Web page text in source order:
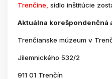
Trenčíne, sídlo inštitúcie
Aktuálna korešpondenčná
Trenčianske múzeum v
Jilemnického 532/2
911 01 Trenčín